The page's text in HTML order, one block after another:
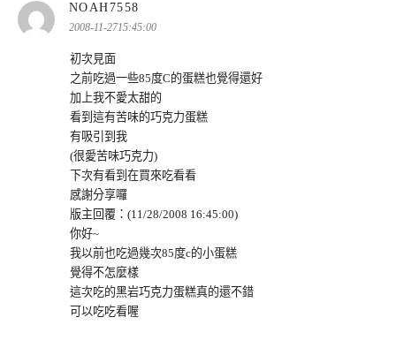
NOAH7558
示:
2008-11-2715:45:00
初次見面
之前吃過一些85度C的蛋糕也覺得還好
加上我不愛太甜的
看到這有苦味的巧克力蛋糕
有吸引到我
(很愛苦味巧克力)
下次有看到在買來吃看看
感謝分享囉
版主回覆：(11/28/2008 16:45:00)
你好~
我以前也吃過幾次85度c的小蛋糕
覺得不怎麼樣
這次吃的黑岩巧克力蛋糕真的還不錯
可以吃吃看喔